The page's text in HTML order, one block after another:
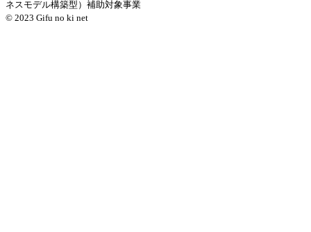
ネスモデル構築型）補助対象事業
© 2023 Gifu no ki net